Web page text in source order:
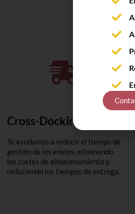
Cross-Docking
Te ayudamos a reducir el tiempo de
gestión de los envíos, eliminando
los costes de almacenamiento y
reduciendo los tiempos de entrega.